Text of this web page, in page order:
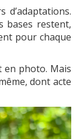
d’adaptations.
bases restent,
pour chaque
en photo. Mais
dont acte